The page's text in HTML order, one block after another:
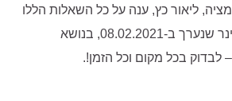
ליאור כץ, ענה על כל השאלות הללו
ועל רבות אחרות בוובינר שנערך ב-08.02.2021, בנושא